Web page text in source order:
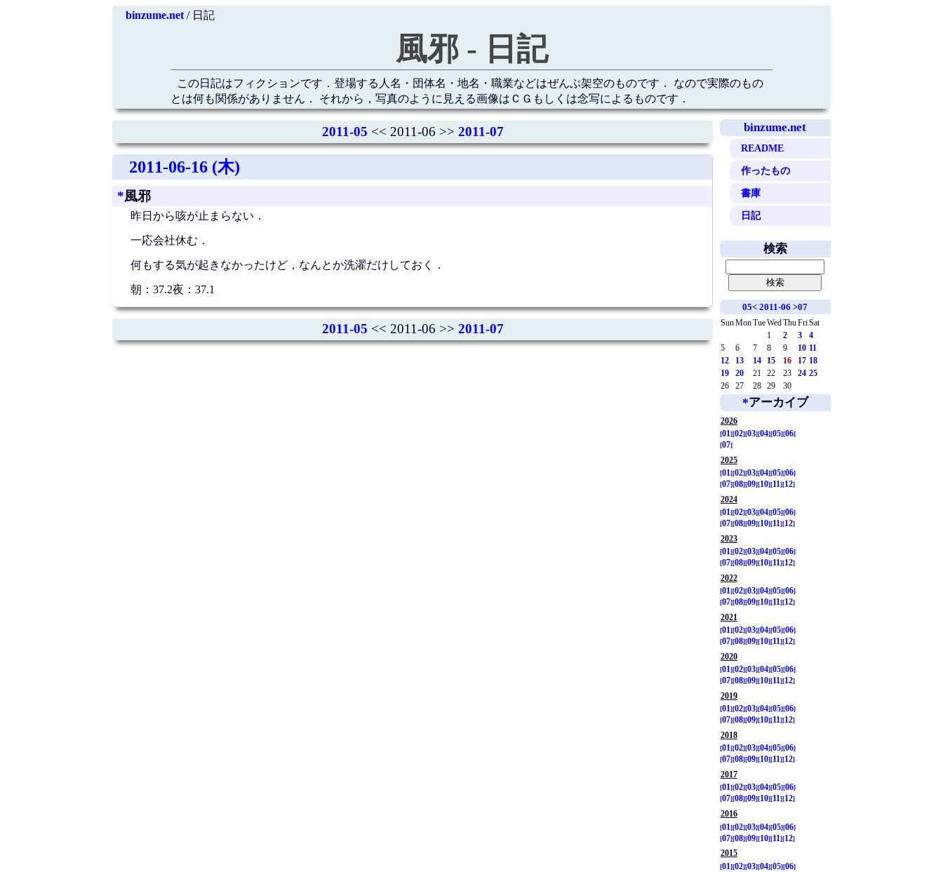
binzume.net/ 日記
風邪 - 日記
この日記はフィクションです．登場する人名・団体名・地名・職業などはぜんぶ架空のものです． なので実際のもの
とは何も関係がありません． それから，写真のように見える画像はＣＧもしくは念写によるものです．
binzume.net
README
作ったもの
書庫
日記
2011-05 << 2011-06 >> 2011-07
2011-06-16 (木)
*風邪
昨日から咳が止まらない．
一応会社休む．
何もする気が起きなかったけど，なんとか洗濯だけしておく．
朝：37.2夜：37.1
2011-05 << 2011-06 >> 2011-07
検索
05<2011-06 >07
SunMonTueWed ThuFriSat
1
2 3
4
5
6 7 8 9 10 11
12
13 14 15 16 17 18
19
20 21 22 23 24 25
26
27 28 29 30
*アーカイブ
2026
01
02 03 04 05 06
07
2025
01
02 03 04 05 06
07 08 09 10 11
12
2024
01
02 03 04 05 06
07 08 09 10 11
12
2023
01
02 03 04 05 06
07 08 09 10 11
12
2022
01
02 03 04 05 06
07 08 09 10 11
12
2021
01
02 03 04 05 06
07 08 09 10 11
12
2020
01
02 03 04 05 06
07 08 09 10 11
12
2019
01
02 03 04 05 06
07 08 09 10 11
12
2018
01 02 03 04 05 06
07 08 09 10 11 12
2017
01 02 03 04 05 06
07 08 09 10 11 12
2016
01
02 03 04 05 06
07 08 09 10 11
12
2015
01
02 03 04 05 06